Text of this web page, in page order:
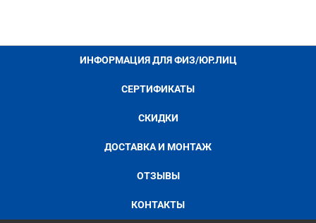
ИНФОРМАЦИЯ ДЛЯ ФИЗ/ЮР.ЛИЦ
СЕРТИФИКАТЫ
СКИДКИ
ДОСТАВКА И МОНТАЖ
ОТЗЫВЫ
КОНТАКТЫ